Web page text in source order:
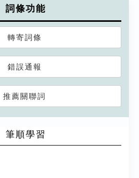
詞條功能
轉寄詞條
錯誤通報
推薦關聯詞
筆順學習